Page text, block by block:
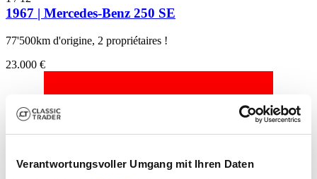
Verantwortungsvoller Umgang mit Ihren Daten
1967 | Mercedes-Benz 250 SE
77'500km d'origine, 2 propriétaires !
23.000 €